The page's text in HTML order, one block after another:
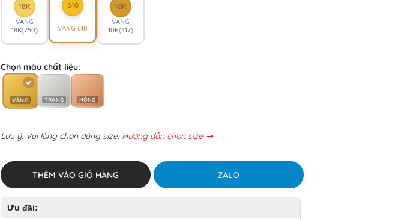
18K
VÀNG
18K(750)
610
VÀNG 610
10K
VÀNG
10K(417)
Chọn màu chất liệu:
VÀNG TRẮNG HỒNG
Lưu ý: Vui lòng chọn đúng size. Hướng dẫn chọn size ⇀
THÊM VÀO GIỎ HÀNG ZALO
Ưu đãi: